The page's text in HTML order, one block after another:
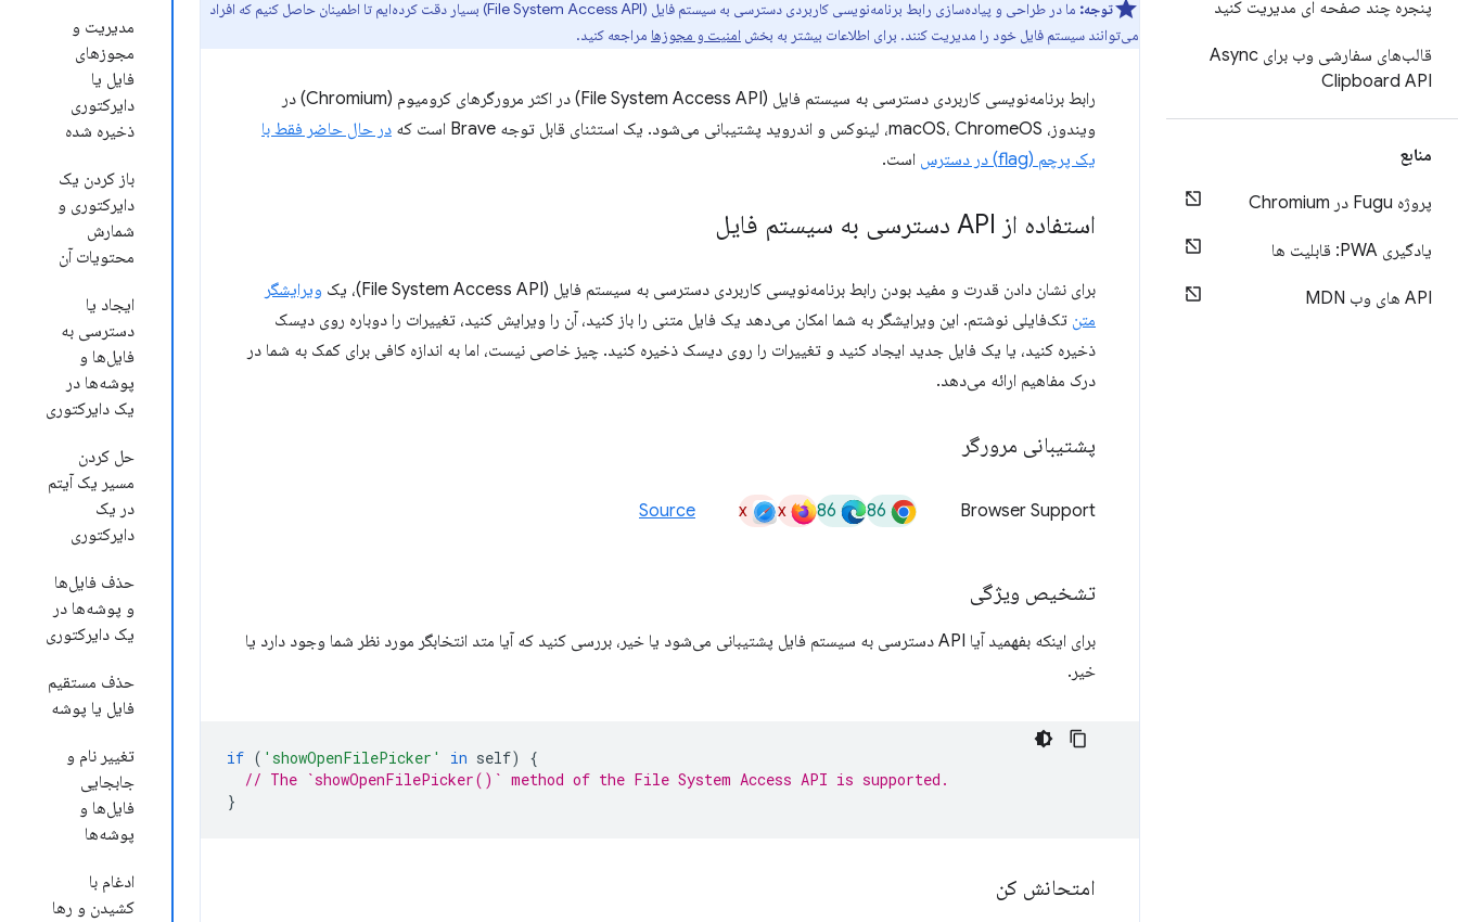
پنجره چند صفحه ای مدیریت کنید
قالب‌های سفارشی وب برای Async
Clipboard API
منابع
پروژه Fugu در Chromium
یادگیری PWA: قابلیت ها
API های وب MDN
مدیریت و
مجوزهای
فایل یا
دایرکتوری
ذخیره شده
باز کردن یک
دایرکتوری و
شمارش
محتویات آن
ایجاد یا
دسترسی به
فایل‌ها و
پوشه‌ها در
یک دایرکتوری
حل کردن
مسیر یک آیتم
در یک
دایرکتوری
حذف فایل‌ها
و پوشه‌ها در
یک دایرکتوری
حذف مستقیم
فایل یا پوشه
تغییر نام و
جابجایی
فایل‌ها و
پوشه‌ها
ادغام با
کشیدن و رها
توجه:
ما در طراحی و پیاده‌سازی رابط برنامه‌نویسی کاربردی دسترسی به سیستم فایل (File System Access API) بسیار دقت کرده‌ایم تا اطمینان حاصل کنیم که افراد
می‌توانند سیستم فایل خود را مدیریت کنند. برای اطلاعات بیشتر به بخش امنیت و مجوزها مراجعه کنید.
رابط برنامه‌نویسی کاربردی دسترسی به سیستم فایل (File System Access API) در اکثر مرورگرهای کرومیوم (Chromium) در
ویندوز، macOS، ChromeOS، لینوکس و اندروید پشتیبانی می‌شود. یک استثنای قابل توجه Brave است که
در حال حاضر فقط با
یک پرچم (flag) در دسترس
است.
استفاده از API دسترسی به سیستم فایل
برای نشان دادن قدرت و مفید بودن رابط برنامه‌نویسی کاربردی دسترسی به سیستم فایل (File System Access API)، یک
ویرایشگر
متن تک‌فایلی نوشتم. این ویرایشگر به شما امکان می‌دهد یک فایل متنی را باز کنید، آن را ویرایش کنید، تغییرات را دوباره روی دیسک
ذخیره کنید، یا یک فایل جدید ایجاد کنید و تغییرات را روی دیسک ذخیره کنید. چیز خاصی نیست، اما به اندازه کافی برای کمک به شما در
درک مفاهیم ارائه می‌دهد.
پشتیبانی مرورگر
Browser Support
86
86
x
x
Source
تشخیص ویژگی
برای اینکه بفهمید آیا API دسترسی به سیستم فایل پشتیبانی می‌شود یا خیر، بررسی کنید که آیا متد انتخابگر مورد نظر شما وجود دارد یا
خیر.
if ( 'showOpenFilePicker' in self)
{
// The `showOpenFilePicker()` method of the File System Access API is supported.
}
امتحانش کن